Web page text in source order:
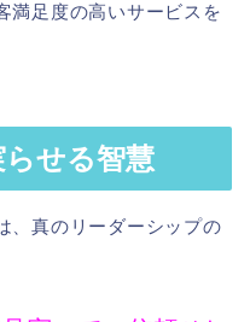
満足度の高いサービスを
せる智慧
、真のリーダーシップの